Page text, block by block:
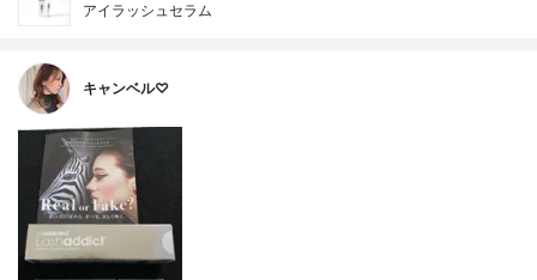
アイラッシュセラム
キャンベル♡